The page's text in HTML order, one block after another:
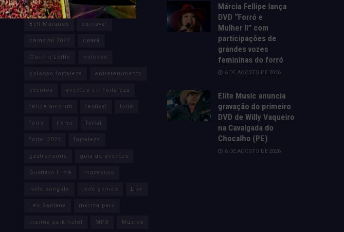
Anitta Axé Banda Eva
Bell Marques carnaval
carnaval 2022 ceará
Claudia Leitte colosso
colosso fortaleza entretenimento
eventos eventos em fortaleza
felipe amorim festival folia
forro Forró fortal
fortal 2022 fortaleza
gastronomia guia de eventos
Gusttavo Lima ingressos
ivete sangalo joão gomes Live
Léo Santana marina park
marina park hotel MPB Música
Márcia Fellipe lança
DVD “Forró e
Mulher II” com
participações de
grandes vozes
femininas do forró
6 DE AGOSTO DE 2026
Elite Music anuncia
gravação do primeiro
DVD de Willy Vaqueiro
na Cavalgada do
Chocalho (PE)
6 DE AGOSTO DE 2026